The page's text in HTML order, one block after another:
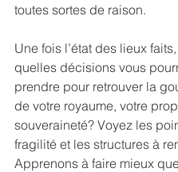
toutes sortes de raison.
Une fois l’état des lieux
quelles décisions vous
prendre pour retrouver la
de votre royaume, votre
souveraineté? Voyez les
fragilité et les structures à
Apprenons à faire mieux